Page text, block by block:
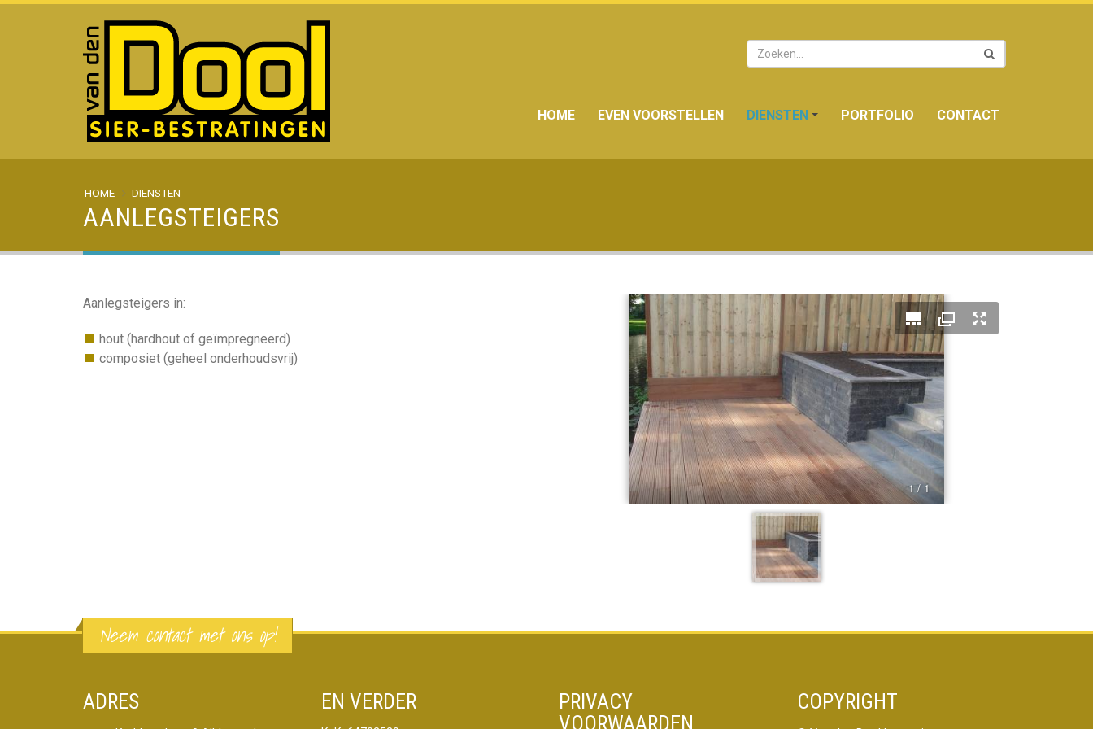
Zoeken
HOME EVEN VOORSTELLEN DIENSTEN PORTFOLIO CONTACT
HOME DIENSTEN
AANLEGSTEIGERS
1 / 1
Aanlegsteigers in:
hout (hardhout of geïmpregneerd)
composiet (geheel onderhoudsvrij)
Neem contact met ons op!
ADRES EN VERDER
PRIVACY
VOORWAARDEN
COPYRIGHT